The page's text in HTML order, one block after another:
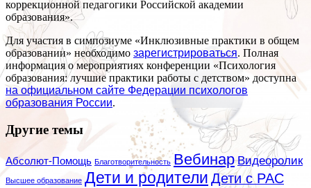
коррекционной педагогики Российской академии
образования».
Для участия в симпозиуме «Инклюзивные практики в общем
образовании» необходимо зарегистрироваться. Полная
информация о мероприятиях конференции «Психология
образования: лучшие практики работы с детством» доступна
на официальном сайте Федерации психологов
образования России.
Другие темы
Абсолют-Помощь Благотворительность Вебинар Видеоролик
Высшее образование Дети и родители Дети с РАС